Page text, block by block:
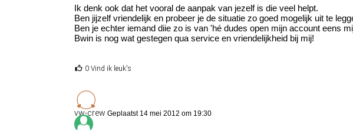
Ik denk ook dat het vooral de aanpak van jezelf is die veel helpt.
Ben jijzelf vriendelijk en probeer je de situatie zo goed mogelijk uit te
Ben je echter iemand diie zo is van 'hé dudes open mijn account eens
Bwin is nog wat gestegen qua service en vriendelijkheid bij mij!
0 Vind ik leuk's
vw-crew Geplaatst 14 mei 2012 om 19:30